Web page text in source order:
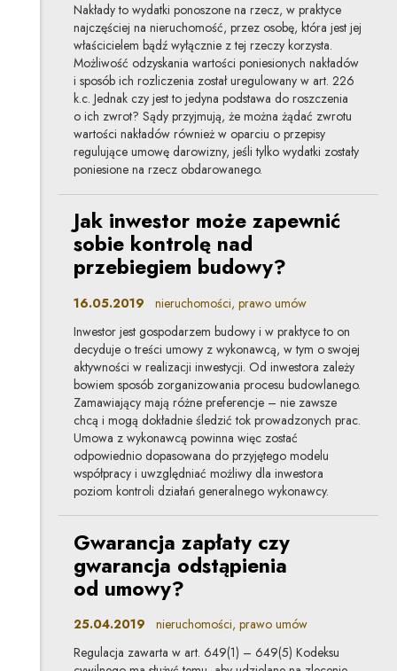
Nakłady to wydatki ponoszone na rzecz, w praktyce
najczęściej na nieruchomość, przez osobę, która jest jej
właścicielem bądź wyłącznie z tej rzeczy korzysta.
Możliwość odzyskania wartości poniesionych nakładów
i sposób ich rozliczenia został uregulowany w art. 226
k.c. Jednak czy jest to jedyna podstawa do roszczenia
o ich zwrot? Sądy przyjmują, że można żądać zwrotu
wartości nakładów również w oparciu o przepisy
regulujące umowę darowizny, jeśli tylko wydatki zostały
poniesione na rzecz obdarowanego.
Jak inwestor może zapewnić
sobie kontrolę nad
przebiegiem budowy?
16.05.2019 nieruchomości, prawo umów
Inwestor jest gospodarzem budowy i w praktyce to on
decyduje o treści umowy z wykonawcą, w tym o swojej
aktywności w realizacji inwestycji. Od inwestora zależy
bowiem sposób zorganizowania procesu budowlanego.
Zamawiający mają różne preferencje – nie zawsze
chcą i mogą dokładnie śledzić tok prowadzonych prac.
Umowa z wykonawcą powinna więc zostać
odpowiednio dopasowana do przyjętego modelu
współpracy i uwzględniać możliwy dla inwestora
poziom kontroli działań generalnego wykonawcy.
Gwarancja zapłaty czy
gwarancja odstąpienia
od umowy?
25.04.2019 nieruchomości, prawo umów
Regulacja zawarta w art. 649(1) – 649(5) Kodeksu